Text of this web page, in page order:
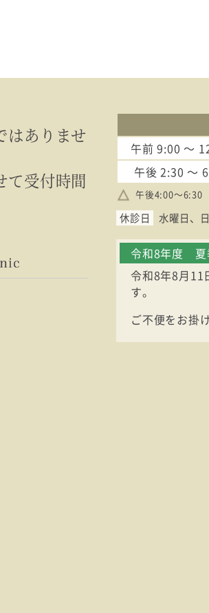
はありませ
て受付時間
午前 9:00 〜
午後 2:30 〜
午後4:00〜
休診日 水曜日
令和8年度 夏
令和8年8月11
す。
ご不便をお掛